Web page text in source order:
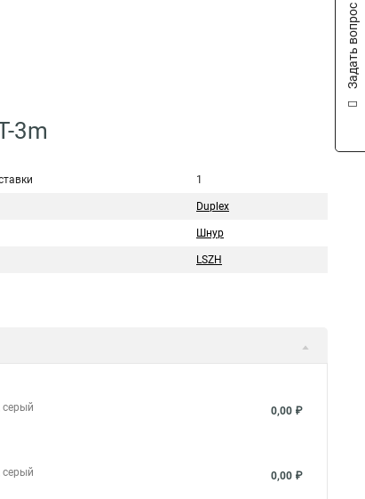
3m
1
Duplex
Шнур
LSZH
серый 0,00 ₽
серый 0,00 ₽
Задать вопрос